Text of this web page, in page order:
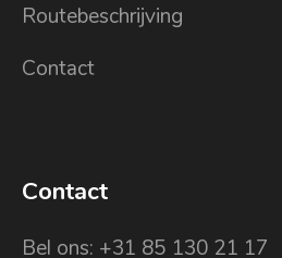
Routebeschrijving
Contact
Contact
Bel ons: +31 85 130 21 17